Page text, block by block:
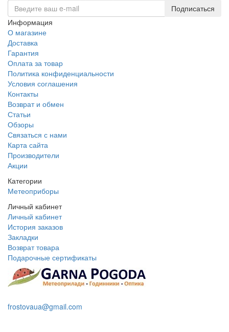
Подписаться
Информация
О магазине
Доставка
Гарантия
Оплата за товар
Политика конфиденциальности
Условия соглашения
Контакты
Возврат и обмен
Статьи
Обзоры
Связаться с нами
Карта сайта
Производители
Акции
Категории
Метеоприборы
Личный кабинет
Личный кабинет
История заказов
Закладки
Возврат товара
Подарочные сертификаты
frostovaua@gmail.com